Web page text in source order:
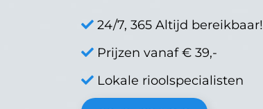
24/7, 365 Altijd bereikbaar!
Prijzen vanaf € 39,-
Lokale rioolspecialisten